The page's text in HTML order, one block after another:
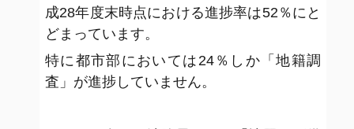
成28年度末時点における進捗率は52％にと
どまっています。
特に都市部においては24％しか「地籍調
査」が進捗していません。